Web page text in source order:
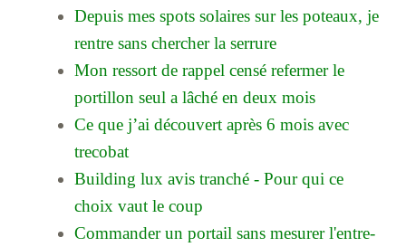
Depuis mes spots solaires sur les poteaux, je
rentre sans chercher la serrure
Mon ressort de rappel censé refermer le
portillon seul a lâché en deux mois
Ce que j’ai découvert après 6 mois avec
trecobat
Building lux avis tranché - Pour qui ce
choix vaut le coup
Commander un portail sans mesurer l'entre-